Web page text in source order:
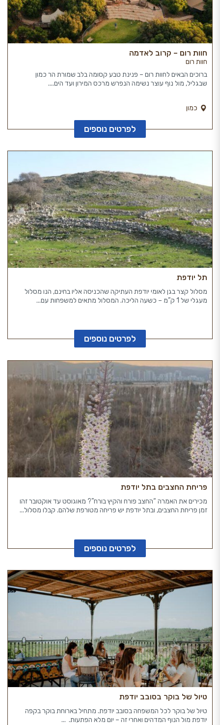
חוות רום – קרוב לאדמה
חוות רום
ברוכים הבאים לחוות רום – פנינת טבע קסומה בלב שמורת הר כמון
שבגליל, מול נוף עוצר נשימה הנפרש מרכס המירון ועד הים....
כמון
לפרטים נוספים
תל יודפת
מסלול קצר בגן לאומי יודפת העתיקה שהכניסה אליו בחינם, הנו מסלול
מעגלי של 1 ק”מ – כשעה הליכה. המסלול מתאים למשפחות עם...
לפרטים נוספים
פריחת החצבים בתל יודפת
מכירים את האמרה “החצב פורח והקיץ בורח”? מאוגוסט עד אוקטובר זהו
זמן פריחת החצבים, ובתל יודפת יש פריחה מטורפת שלהם. קבלו מסלול...
לפרטים נוספים
טיול של בוקר בסובב יודפת
טיול של בוקר לכל המשפחה בסובב יודפת. מתחיל בארוחת בוקר בקפה
יודפת מול הנוף המדהים ואחרי זה – יום מלא הפתעות. ...